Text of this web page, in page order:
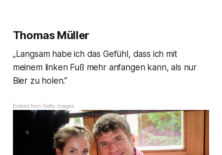
Thomas Müller
„Langsam habe ich das Gefühl, dass ich mit
meinem linken Fuß mehr anfangen kann, als nur
Bier zu holen.”
Embed from Getty Images